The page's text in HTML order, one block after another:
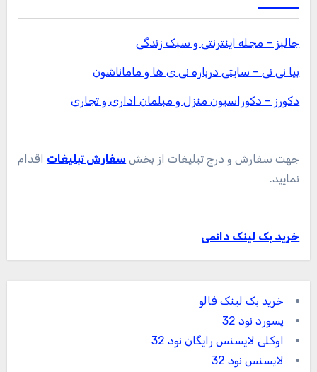
جالبز – مجله اینترنتی و سبک زندگی
بیا نی نی – سایتی درباره نی ی ها و ماماناشون
دکورز – دکوراسیون منزل و مبلمان اداری و تجاری
جهت سفارش و درج تبلیغات از بخش سفارش تبلیغات اقدام
نمایید.
خرید بک لینک دائمی
خرید بک لینک فالو
پسورد نود 32
اوکلی لایسنس رایگان نود 32
لایسنس نود 32